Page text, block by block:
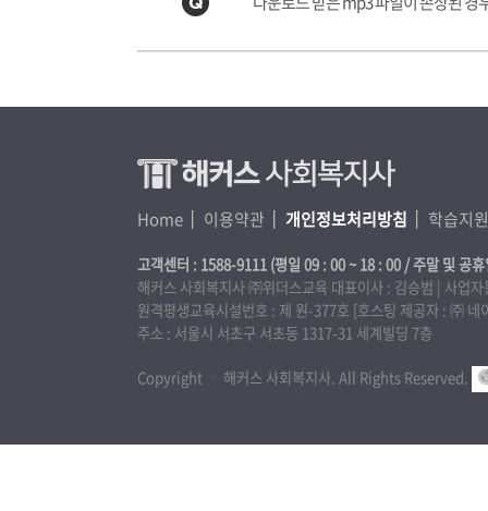
Home 이용약관 개인정보처리방침 학습지
고객센터 : 1588-9111 (평일 09 : 00 ~ 18 : 00 / 주말 및
해커스 사회복지사 ㈜위더스교육 대표이사 : 김승범 | 사
원격평생교육시설번호 : 제 원-377호 [호스팅 제공자 : ㈜ 네
주소 : 서울시 서초구 서초동 1317-31 세계빌딩 7층
Copyright 해커스 사회복지사. All Rights Reserved.